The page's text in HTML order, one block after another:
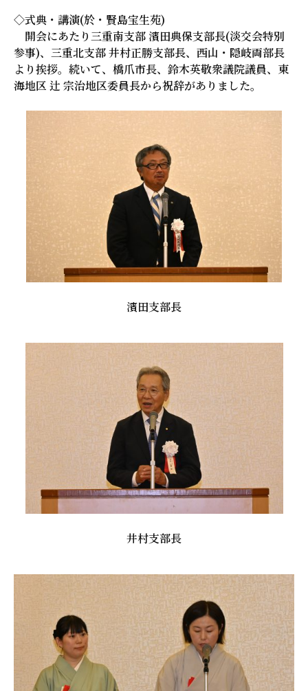
◇式典・講演(於・賢島宝生苑)
開会にあたり三重南支部 濱田典保支部長(淡交会特別
参事)、三重北支部 井村正勝支部長、西山・隠岐両部長
より挨拶。続いて、橋爪市長、鈴木英敬衆議院議員、東
海地区 辻 宗治地区委員長から祝辞がありました。
濱田支部長
井村支部長